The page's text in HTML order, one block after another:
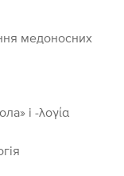
медоносних
і -λογία